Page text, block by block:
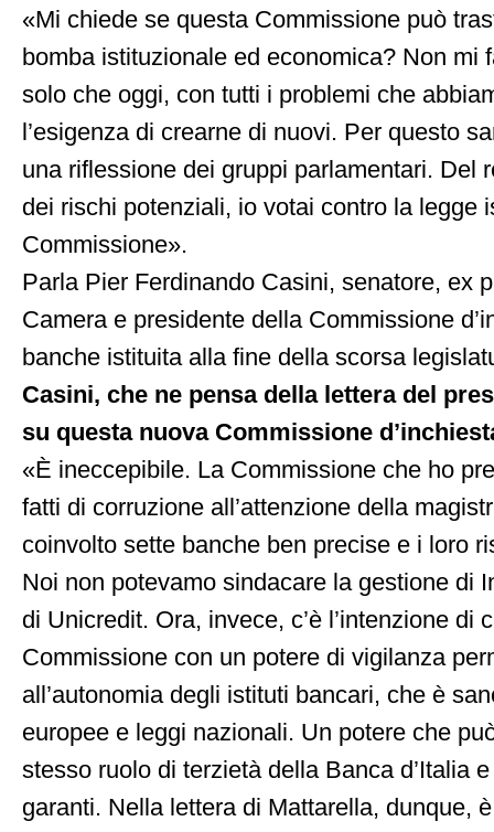
«Mi chiede se questa Commissione può
bomba istituzionale ed economica? Non
solo che oggi, con tutti i problemi che
l’esigenza di crearne di nuovi. Per questo
una riflessione dei gruppi parlamentari. Del
dei rischi potenziali, io votai contro la legge
Commissione».
Parla Pier Ferdinando Casini, senatore, ex
Camera e presidente della Commissione
banche istituita alla fine della scorsa
Casini, che ne pensa della lettera del
su questa nuova Commissione
«È ineccepibile. La Commissione che ho
fatti di corruzione all’attenzione della
coinvolto sette banche ben precise e i loro
Noi non potevamo sindacare la gestione di
di Unicredit. Ora, invece, c’è l’intenzione di
Commissione con un potere di vigilanza
all’autonomia degli istituti bancari, che è
europee e leggi nazionali. Un potere che
stesso ruolo di terzietà della Banca d’Italia
garanti. Nella lettera di Mattarella, dunque,